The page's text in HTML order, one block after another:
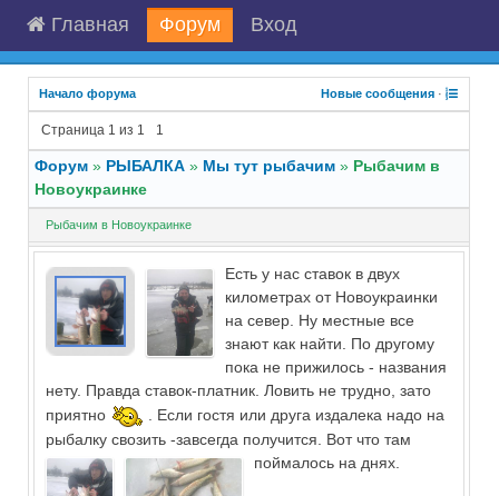
Главная Форум Вход
Начало форума Новые сообщения ·
Страница 1 из 1 1
Форум » РЫБАЛКА » Мы тут рыбачим » Рыбачим в
Новоукраинке
Рыбачим в Новоукраинке
Есть у нас ставок в двух
километрах от Новоукраинки
на север. Ну местные все
знают как найти. По другому
пока не прижилось - названия
нету. Правда ставок-платник. Ловить не трудно, зато
приятно
. Если гостя или друга издалека надо на
рыбалку свозить -завсегда получится. Вот что там
поймалось на днях.